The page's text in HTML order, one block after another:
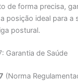
de forma precisa,
posição ideal para a
postural.
Garantia de Saúde
(Norma